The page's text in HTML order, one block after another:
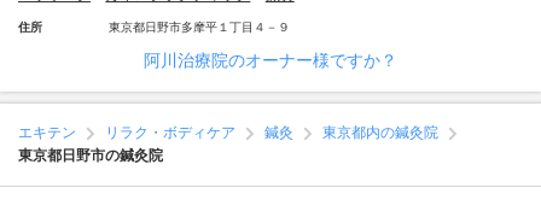
住所 東京都日野市多摩平１丁目４－９
阿川治療院のオーナー様ですか？
エキテン リラク・ボディケア 鍼灸
東京都内の鍼灸院
東京都日野市の鍼灸院